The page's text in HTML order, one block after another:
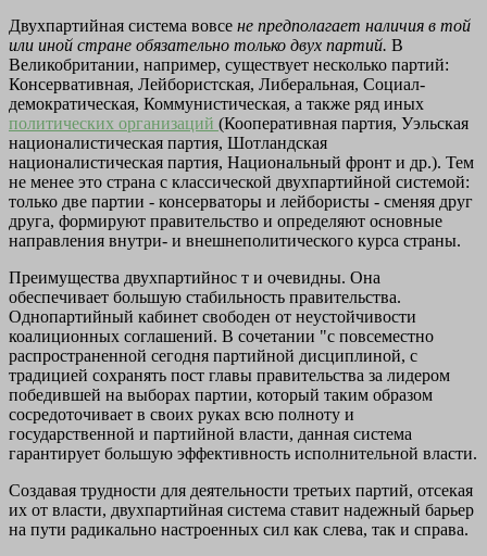
Двухпартийная система вовсе не предполагает наличия в той
или иной стране обязательно только двух партий. В
Великобри­тании, например, существует несколько партий:
Консервативная, Лейбористская, Либеральная, Социал-
демократическая, Комму­нистическая, а также ряд иных
политических организаций (Коо­перативная партия, Уэльская
националистическая партия, Шот­ландская
националистическая партия, Национальный фронт и др.). Тем
не менее это страна с классической двухпартийной системой:
только две партии - консерваторы и лейбористы - сменяя друг
друга, формируют правительство и определяют основные
направ­ления внутри- и внешнеполитического курса страны.
Преимущества двухпартийнос т и очевидны. Она
обеспечивает большую стабильность правительства.
Однопартийный кабинет сво­боден от неустойчивости
коалиционных соглашений. В сочетании "с повсеместно
распространенной сегодня партийной дисциплиной, с
традицией сохранять пост главы правительства за лидером
побе­дившей на выборах партии, который таким образом
сосредоточи­вает в своих руках всю полноту и
государственной и партийной власти, данная система
гарантирует большую эффективность ис­полнительной власти.
Создавая трудности для деятельности третьих партий, отсе­кая
их от власти, двухпартийная система ставит надежный барь­ер
на пути радикально настроенных сил как слева, так и справа.